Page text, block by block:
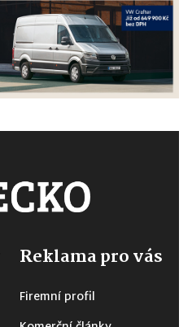
Reklama pro vás
Firemní profil